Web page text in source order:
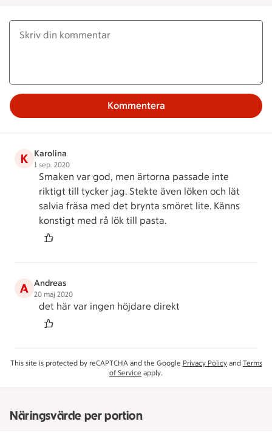
Kommentera
K Karolina
1 sep. 2020
Smaken var god, men ärtorna passade inte
riktigt till tycker jag. Stekte även löken och lät
salvia fräsa med det brynta smöret lite. Känns
konstigt med rå lök till pasta.
A Andreas
20 maj 2020
det här var ingen höjdare direkt
This site is protected by reCAPTCHA and the Google Privacy Policyand Terms
of Service apply.
Näringsvärde per portion